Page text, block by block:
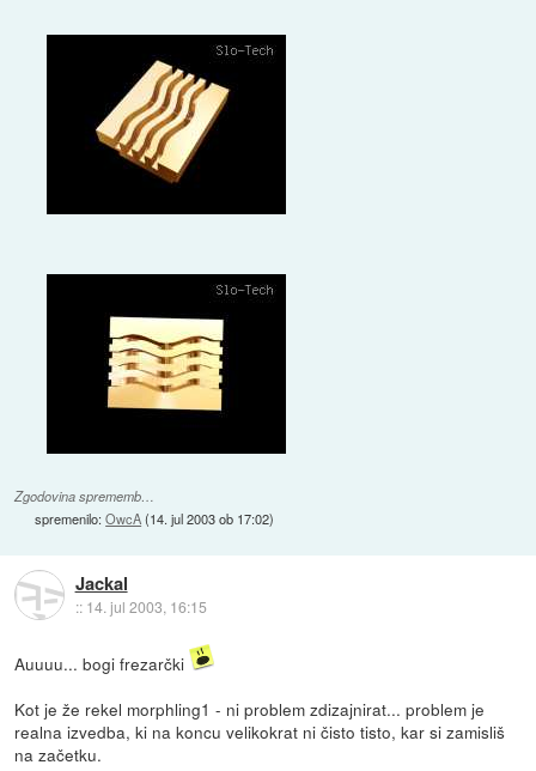
Zgodovina sprememb…
spremenilo:OwcA(14. jul 2003 ob 17:02)
Jackal
:: 14. jul 2003, 16:15
Auuuu... bogi frezarčki
Kot je že rekel morphling1 - ni problem zdizajnirat... problem je
realna izvedba, ki na koncu velikokrat ni čisto tisto, kar si zamisliš
na začetku.